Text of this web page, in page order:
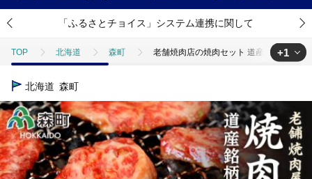
「ふるさとチョイス」システム連携に関して
TOP 北海道 森町 老舗焼肉店の焼肉セット 道産銘柄牛リブ
TOP
+1
北海道 森町